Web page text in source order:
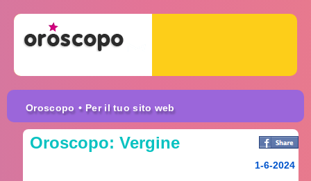
Oroscopo • Per il tuo sito web
Oroscopo: Vergine
1-6-2024